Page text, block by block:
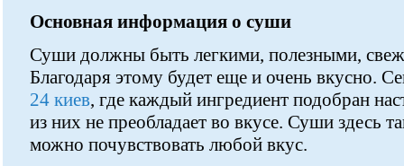
Основная информация о суши
Суши должны быть легкими, полезными,
Благодаря этому будет еще и очень вкусно.
24 киев, где каждый ингредиент подобран
из них не преобладает во вкусе. Суши здесь
можно почувствовать любой вкус.